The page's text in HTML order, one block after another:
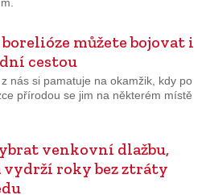
můžete bojovat i
cestou
nás si pamatuje na okamžik, kdy po
přírodou se jim na některém místě
venkovní dlažbu,
vydrží roky bez ztráty